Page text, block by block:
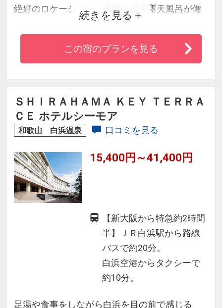
絶好のロケーション。全室に温泉露天風呂が備
わるヴィラ楽園は、明るい光の差し込むリビン
グダイニングや落ち着いたベッドルームを配
し、潮風を感じながらリラックスできる眺め自
も感じられる、我が家以上に寛ぐことができる
こだわりの空間が魅力です。
続きを見る
この宿のプランを見る
ＳＨＩＲＡＨＡＭＡ ＫＥＹ ＴＥＲＲＡ
ＣＥ ホテルシーモア
和歌山 白浜温泉 口コミを見る
15,400円～41,400円
【新大阪から特急約2時間
半】ＪＲ白浜駅から路線
バスで約20分。
白浜空港からタクシーで
約10分。
足湯や食事をしながら白浜を目の前で感じる